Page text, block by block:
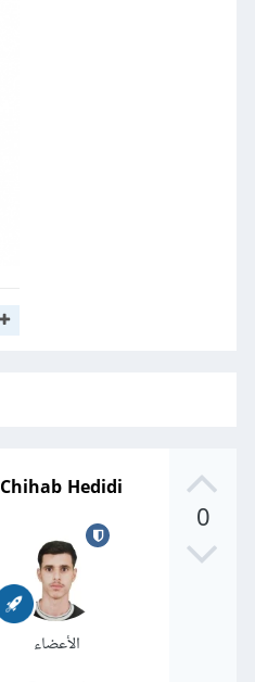
0
Chihab Hedidi
الأعضاء